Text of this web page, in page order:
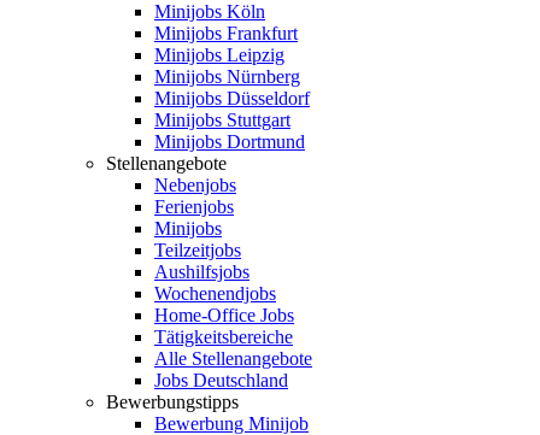
Minijobs Köln
Minijobs Frankfurt
Minijobs Leipzig
Minijobs Nürnberg
Minijobs Düsseldorf
Minijobs Stuttgart
Minijobs Dortmund
Stellenangebote
Nebenjobs
Ferienjobs
Minijobs
Teilzeitjobs
Aushilfsjobs
Wochenendjobs
Home-Office Jobs
Tätigkeitsbereiche
Alle Stellenangebote
Jobs Deutschland
Bewerbungstipps
Bewerbung Minijob